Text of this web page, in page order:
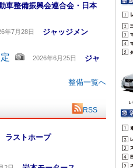
車整備振興会連合会・日本
年7月28日 ジャッジメン
2026年6月25日 ジャ
整備一覧へ
RSS
ラストホープ